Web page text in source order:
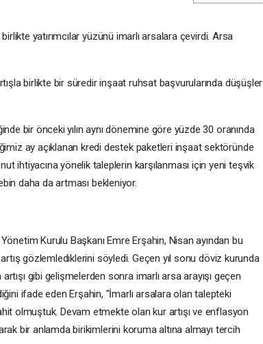
yatırımcılar yüzünü imarlı arsalara çevirdi. Arsa
birlikte bir süredir inşaat ruhsat başvurularında düşüşler
bir önceki yılın aynı dönemine göre yüzde 30 oranında
ay açıklanan kredi destek paketleri inşaat sektöründe
ihtiyacına yönelik taleplerin karşılanması için yeni teşvik
daha da artması bekleniyor.
Kurulu Başkanı Emre Erşahin, Nisan ayından bu
artış gözlemlediklerini söyledi. Geçen yıl sonu döviz kurunda
gibi gelişmelerden sonra imarlı arsa arayışı geçen
ifade eden Erşahin, "İmarlı arsalara olan talepteki
olmuştuk. Devam etmekte olan kur artışı ve enflasyon
bir anlamda birikimlerini koruma altına almayı tercih